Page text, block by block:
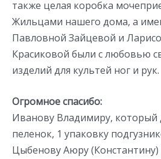
также целая коробка
Жильцами нашего дома, а
Павловной Зайцевой и
Красиковой были с любовью
изделий для культей ног и рук.
Огромное спасибо:
Иванову Владимиру, который
пеленок, 1 упаковку
Цыбенову Аюру